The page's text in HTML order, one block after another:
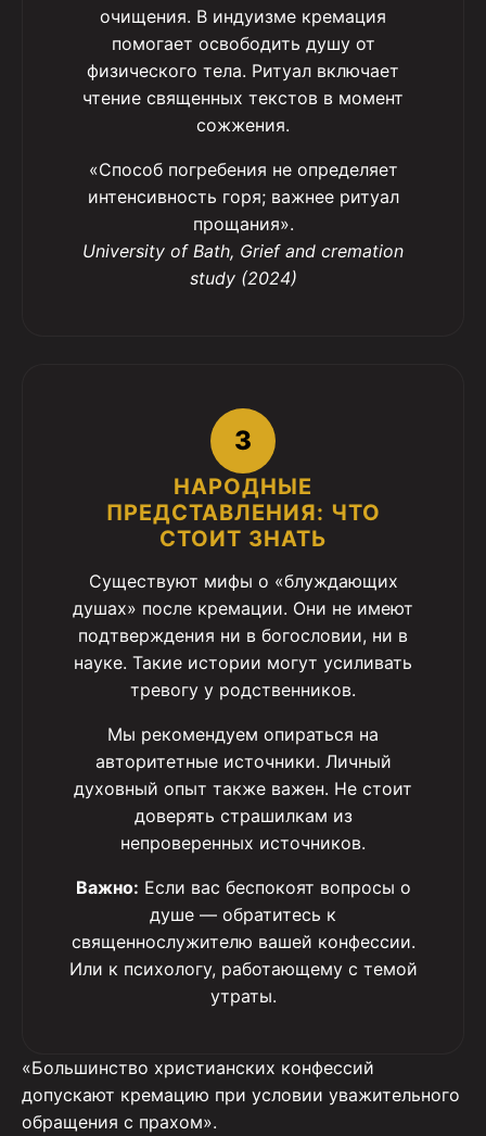
очищения. В индуизме кремация
помогает освободить душу от
физического тела. Ритуал включает
чтение священных текстов в момент
сожжения.
«Способ погребения не определяет
интенсивность горя; важнее ритуал
прощания».
University of Bath, Grief and cremation
study (2024)
3
НАРОДНЫЕ
ПРЕДСТАВЛЕНИЯ: ЧТО
СТОИТ ЗНАТЬ
Существуют мифы о «блуждающих
душах» после кремации. Они не имеют
подтверждения ни в богословии, ни в
науке. Такие истории могут усиливать
тревогу у родственников.
Мы рекомендуем опираться на
авторитетные источники. Личный
духовный опыт также важен. Не стоит
доверять страшилкам из
непроверенных источников.
Важно: Если вас беспокоят вопросы о
душе — обратитесь к
священнослужителю вашей конфессии.
Или к психологу, работающему с темой
утраты.
«Большинство христианских конфессий
допускают кремацию при условии уважительного
обращения с прахом».